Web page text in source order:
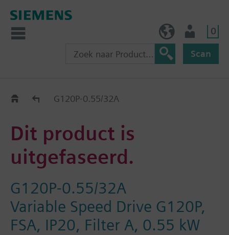
0
Scan
Old2NewG120P-0.55/32A
Dit product is
uitgefaseerd.
G120P-0.55/32A
Variable Speed Drive G120P,
FSA, IP20, Filter A, 0.55 kW